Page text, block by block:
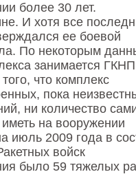
более 30 лет.
И хотя все
ее боевой
По некоторым
занимается
что комплекс
пока
ни количество
на вооружении
июль 2009 года в
войск
было 59 тяжелых